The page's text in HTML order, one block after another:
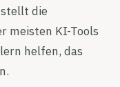
die
meisten KI-Tools
helfen, das